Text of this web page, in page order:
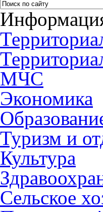
МЧС
Экономика
Туризм и
Культура
Сельское